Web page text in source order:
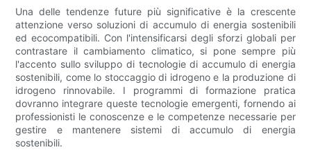
Una delle tendenze future più significative è la crescente
attenzione verso soluzioni di accumulo di energia sostenibili
ed ecocompatibili. Con l'intensificarsi degli sforzi globali per
contrastare il cambiamento climatico, si pone sempre più
l'accento sullo sviluppo di tecnologie di accumulo di energia
sostenibili, come lo stoccaggio di idrogeno e la produzione di
idrogeno rinnovabile. I programmi di formazione pratica
dovranno integrare queste tecnologie emergenti, fornendo ai
professionisti le conoscenze e le competenze necessarie per
gestire e mantenere sistemi di accumulo di energia
sostenibili.